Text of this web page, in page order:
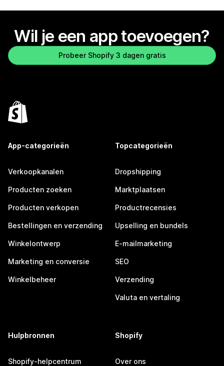
Wil je een app toevoegen?
Probeer Shopify 3 dagen gratis
App-categorieën
Verkoopkanalen
Producten zoeken
Producten verkopen
Bestellingen en verzending
Winkelontwerp
Marketing en conversie
Winkelbeheer
Topcategorieën
Dropshipping
Marktplaatsen
Productrecensies
Upselling en bundels
E-mailmarketing
SEO
Verzending
Valuta en vertaling
Hulpbronnen
Shopify-helpcentrum
Shopify
Over ons